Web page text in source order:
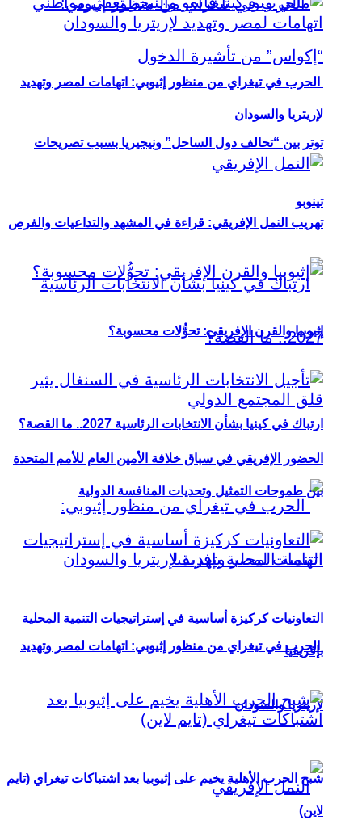
توتر بين “تحالف دول الساحل” ونيجيريا بسبب تصريحات
تينوبو
ارتباك في كينيا بشأن الانتخابات الرئاسية 2027.. ما القصة؟
الحرب في تيغراي من منظور إثيوبي: اتهامات لمصر وتهديد
لإريتريا والسودان
الحرب في تيغراي من منظور إثيوبي: اتهامات لمصر وتهديد
لإريتريا والسودان
تهريب النمل الإفريقي: قراءة في المشهد والتداعيات والفرص
إثيوبيا والقرن الإفريقي: تحوُّلات محسوبة؟
الحضور الإفريقي في سباق خلافة الأمين العام للأمم المتحدة
بين طموحات التمثيل وتحديات المنافسة الدولية
التعاونيات كركيزة أساسية في إستراتيجيات التنمية المحلية
بإفريقيا
شبح الحرب الأهلية يخيم على إثيوبيا بعد اشتباكات تيغراي (تايم
لاين)